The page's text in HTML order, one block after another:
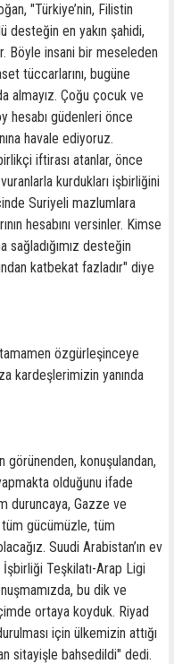
"Türkiye’nin, Filistin
desteğin en yakın şahidi,
Böyle insani bir meseleden
tüccarlarını, bugüne
almayız. Çoğu çocuk ve
hesabı güdenleri önce
havale ediyoruz.
iftirası atanlar, önce
kurdukları işbirliğini
Suriyeli mazlumlara
hesabını versinler. Kimse
sağladığımız desteğin
katbekat fazladır" diye
özgürleşinceye
kardeşlerimizin yanında
görünenden, konuşulandan,
olduğunu ifade
duruncaya, Gazze ve
gücümüzle, tüm
Suudi Arabistan’ın ev
Teşkilatı-Arap Ligi
bu dik ve
ortaya koyduk. Riyad
için ülkemizin attığı
sitayişle bahsedildi" dedi.